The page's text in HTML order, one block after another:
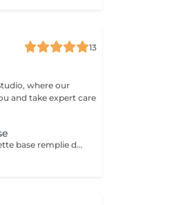
13
and take expert care
Protein Base pour les ongles fins et fragiles. Cette base remplie de protéines ravivent et renforcent vos ongles. Il protège, renforce et restaure instantanément et au long terme les ongles. Formule douce et soignante qui protège la plaque naturelle de l ongle contre les agressions extérieures et les traumatismes mécaniques.